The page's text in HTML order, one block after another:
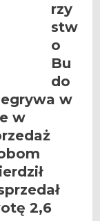
rzy
stw
o
Bu
do
w
w
2,6